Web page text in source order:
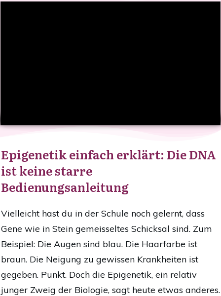
Epigenetik einfach erklärt: Die DNA
ist keine starre
Bedienungsanleitung
Vielleicht hast du in der Schule noch gelernt, dass
Gene wie in Stein gemeisseltes Schicksal sind. Zum
Beispiel: Die Augen sind blau. Die Haarfarbe ist
braun. Die Neigung zu gewissen Krankheiten ist
gegeben. Punkt. Doch die Epigenetik, ein relativ
junger Zweig der Biologie, sagt heute etwas anderes.